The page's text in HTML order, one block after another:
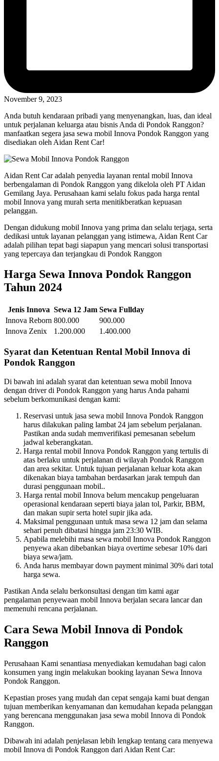
November 9, 2023
Anda butuh kendaraan pribadi yang menyenangkan, luas, dan ideal
untuk perjalanan keluarga atau bisnis Anda di Pondok Ranggon?
manfaatkan segera jasa sewa mobil Innova Pondok Ranggon yang
disediakan oleh Aidan Rent Car!
Aidan Rent Car adalah penyedia layanan rental mobil Innova
berbengalaman di Pondok Ranggon yang dikelola oleh PT Aidan
Gemilang Jaya. Perusahaan kami selalu fokus pada harga rental
mobil Innova yang murah serta menitikberatkan kepuasan
pelanggan.
Dengan didukung mobil Innova yang prima dan selalu terjaga, serta
dedikasi untuk layanan pelanggan yang istimewa, Aidan Rent Car
adalah pilihan tepat bagi siapapun yang mencari solusi transportasi
yang tepercaya dan terjangkau di Pondok Ranggon
Harga Sewa Innova Pondok Ranggon
Tahun 2024
Jenis Innova Sewa 12 Jam Sewa Fullday
Innova Reborn 800.000
900.000
Innova Zenix
1.200.000 1.400.000
Syarat dan Ketentuan Rental Mobil Innova di
Pondok Ranggon
Di bawah ini adalah syarat dan ketentuan sewa mobil Innova
dengan driver di Pondok Ranggon yang harus Anda pahami
sebelum berkomunikasi dengan kami:
Reservasi untuk jasa sewa mobil Innova Pondok Ranggon
harus dilakukan paling lambat 24 jam sebelum perjalanan.
Pastikan anda sudah memverifikasi pemesanan sebelum
jadwal keberangkatan.
Harga rental mobil Innova Pondok Ranggon yang tertulis di
atas berlaku untuk perjalanan di wilayah Pondok Ranggon
dan area sekitar. Untuk tujuan perjalanan keluar kota akan
dikenakan biaya tambahan berdasarkan jarak tempuh dan
durasi penggunaan mobil..
Harga rental mobil Innova belum mencakup pengeluaran
operasional kendaraan seperti biaya jalan tol, Parkir, BBM,
dan makan supir serta hotel supir jika ada.
Maksimal penggunaan untuk masa sewa 12 jam dan selama
sehari penuh dibatasi hingga jam 23:30 WIB.
Apabila melebihi masa sewa mobil Innova Pondok Ranggon
penyewa akan dibebankan biaya overtime sebesar 10% dari
biaya sewa/jam.
Anda harus membayar down payment minimal 30% dari total
harga sewa.
Pastikan Anda selalu berkonsultasi dengan tim kami agar
pengalaman penyewaan mobil Innova berjalan secara lancar dan
memenuhi rencana perjalanan.
Cara Sewa Mobil Innova di Pondok
Ranggon
Perusahaan Kami senantiasa menyediakan kemudahan bagi calon
konsumen yang ingin melakukan booking layanan Sewa Innova
Pondok Ranggon.
Kepastian proses yang mudah dan cepat sengaja kami buat dengan
tujuan memberikan kenyamanan dan kemudahan kepada pelanggan
yang berencana menggunakan jasa sewa mobil Innova di Pondok
Ranggon.
Dibawah ini adalah penjelasan lebih lengkap tentang cara menyewa
mobil Innova di Pondok Ranggon dari Aidan Rent Car: